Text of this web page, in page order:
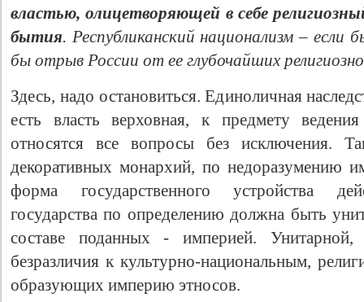
властью, олицетворяющей в себе
бытия. Республиканский национализм – если
бы отрыв России от ее глубочайших
Здесь, надо остановиться. Единоличная
есть власть верховная, к предмету
относятся все вопросы без исключения.
декоративных монархий, по недоразумению
форма государственного устройства
государства по определению должна быть
составе поданных - империей.
безразличия к культурно-национальным,
образующих империю этносов.